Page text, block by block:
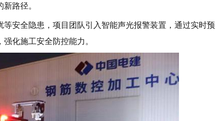
路径。
安全隐患，项目团队引入智能声光报警装置，通过实时预
化施工安全防控能力。